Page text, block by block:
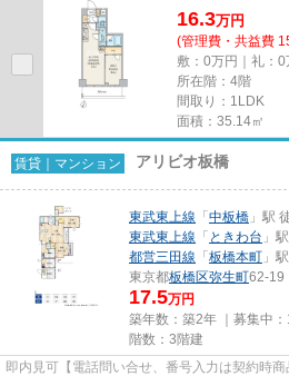
16.3万円
(管理費・共益費
敷：0万円｜礼：0
所在階：4階
間取り：1LDK
面積：35.14㎡
賃貸｜マンション アリビオ板橋
東武東上線 「 中板橋 」駅
東武東上線 「 ときわ台 」
都営三田線 「 板橋本町 」
東京都板橋区弥生町62-19
17.5万円
築年数：築2年 ｜募集中：
階数：3階建
即内見可【電話問い合せ、番号入力は契約時商